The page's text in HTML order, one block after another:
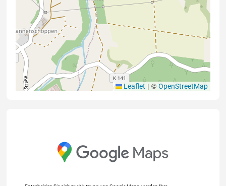
Leaflet | © OpenStreetMap